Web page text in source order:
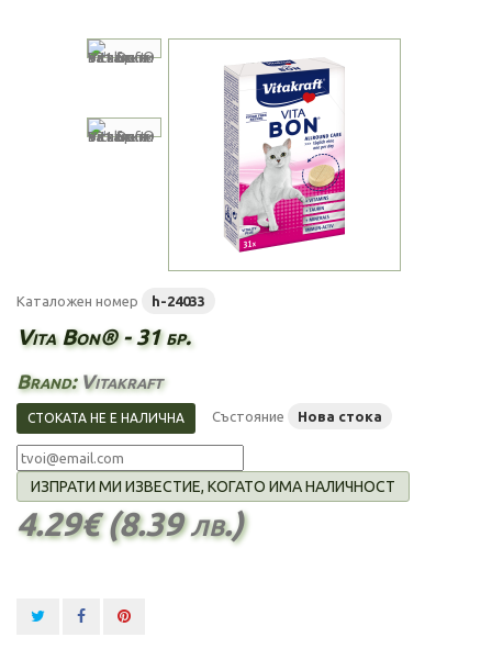
Каталожен номер h-24033
Vita Bon® - 31 бр.
Brand: Vitakraft
СТОКАТА НЕ Е НАЛИЧНА Състояние Нова стока
ИЗПРАТИ МИ ИЗВЕСТИЕ, КОГАТО ИМА НАЛИЧНОСТ
4.29€ (8.39 лв.)